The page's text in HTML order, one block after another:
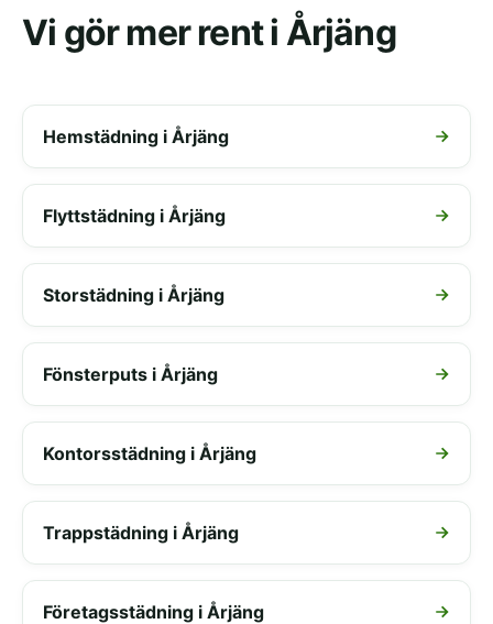
Vi gör mer rent i Årjäng
Hemstädning i Årjäng
Flyttstädning i Årjäng
Storstädning i Årjäng
Fönsterputs i Årjäng
Kontorsstädning i Årjäng
Trappstädning i Årjäng
Företagsstädning i Årjäng